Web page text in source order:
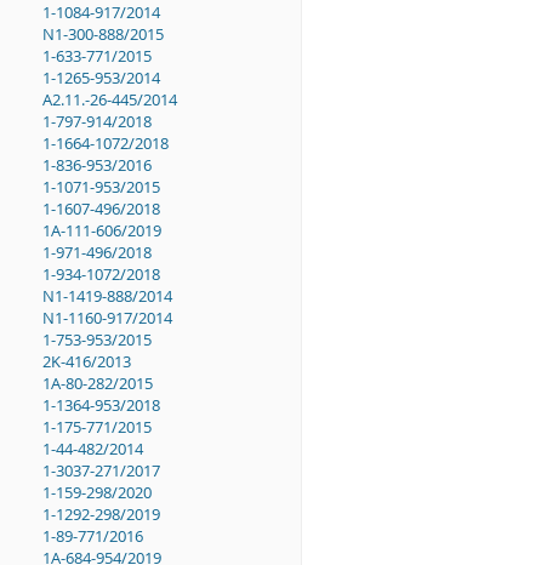
1-1084-917/2014
N1-300-888/2015
1-633-771/2015
1-1265-953/2014
A2.11.-26-445/2014
1-797-914/2018
1-1664-1072/2018
1-836-953/2016
1-1071-953/2015
1-1607-496/2018
1A-111-606/2019
1-971-496/2018
1-934-1072/2018
N1-1419-888/2014
N1-1160-917/2014
1-753-953/2015
2K-416/2013
1A-80-282/2015
1-1364-953/2018
1-175-771/2015
1-44-482/2014
1-3037-271/2017
1-159-298/2020
1-1292-298/2019
1-89-771/2016
1A-684-954/2019